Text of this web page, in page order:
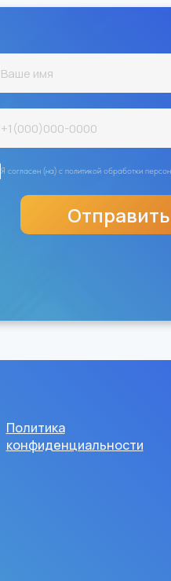
Я согласен (на) с политикой обработки
Отправить
Политика
конфиденциальности